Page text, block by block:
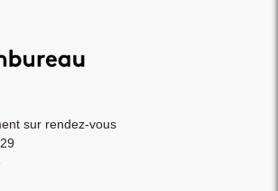
sur rendez-vous